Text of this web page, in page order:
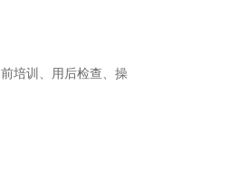
培训、用后检查、操